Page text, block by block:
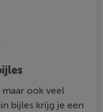
ook veel
bijles krijg je een